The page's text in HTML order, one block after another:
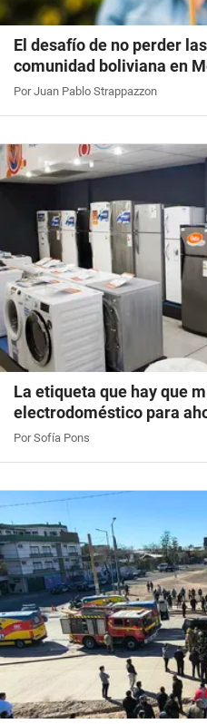
El desafío de no perder
comunidad boliviana en
Por Juan Pablo Strappazzon
La etiqueta que hay que
electrodoméstico para
Por Sofía Pons